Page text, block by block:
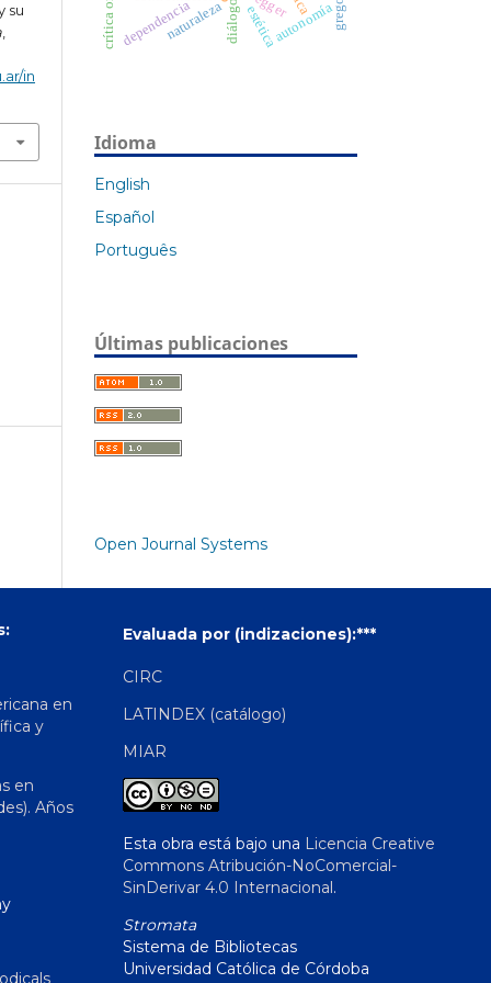
su
in
dependencia diálogoestética
naturaleza autonomía
Idioma
English
Español
Português
Últimas publicaciones
Open Journal Systems
en
y
en
Años
Evaluada por (indizaciones):***
CIRC
LATINDEX (catálogo)
MIAR
Esta obra está bajo una Licencia Creative
Commons Atribución-NoComercial-
SinDerivar 4.0 Internacional.
Stromata
Sistema de Bibliotecas
Universidad Católica de Córdoba